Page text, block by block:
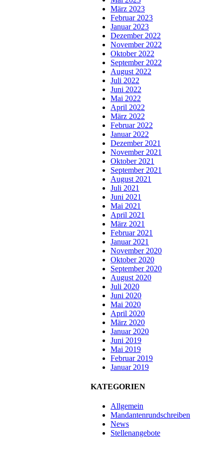
März 2023
Februar 2023
Januar 2023
Dezember 2022
November 2022
Oktober 2022
September 2022
August 2022
Juli 2022
Juni 2022
Mai 2022
April 2022
März 2022
Februar 2022
Januar 2022
Dezember 2021
November 2021
Oktober 2021
September 2021
August 2021
Juli 2021
Juni 2021
Mai 2021
April 2021
März 2021
Februar 2021
Januar 2021
November 2020
Oktober 2020
September 2020
August 2020
Juli 2020
Juni 2020
Mai 2020
April 2020
März 2020
Januar 2020
Juni 2019
Mai 2019
Februar 2019
Januar 2019
KATEGORIEN
Allgemein
Mandantenrundschreiben
News
Stellenangebote